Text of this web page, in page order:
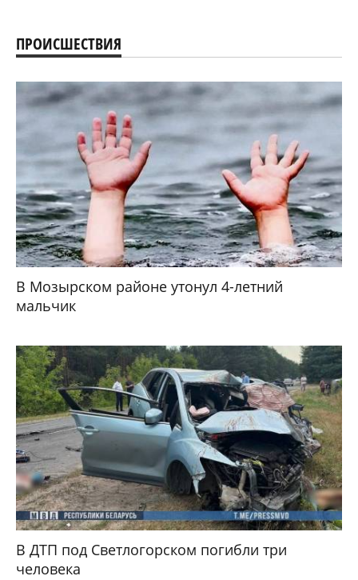
ПРОИСШЕСТВИЯ
В Мозырском районе утонул 4-летний
мальчик
В ДТП под Светлогорском погибли три
человека